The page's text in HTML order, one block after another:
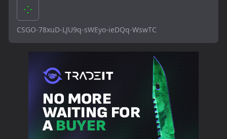
CSGO-78xuD-LJU9q-sWEyo-ieDQq-WswTC